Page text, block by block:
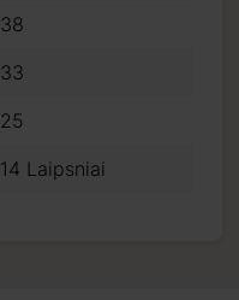
38
33
25
14 Laipsniai